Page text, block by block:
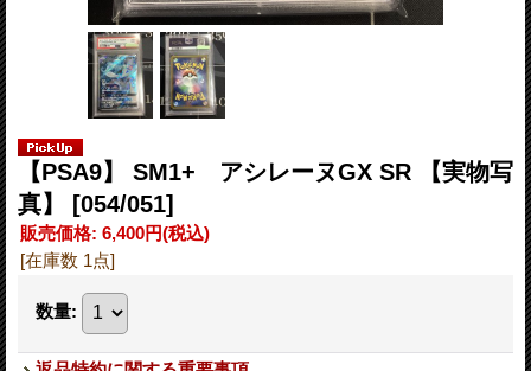
【PSA9】 SM1+ アシレーヌGX SR 【実物写
真】 [054/051]
販売価格: 6,400円(税込)
[在庫数 1点]
数量: